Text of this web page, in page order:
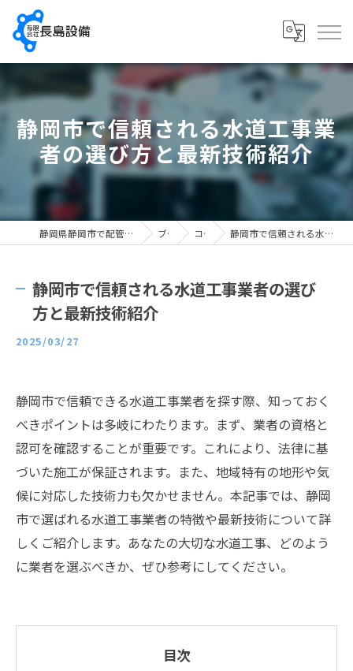
静岡市で信頼される水道工事業
者の選び方と最新技術紹介
静岡県静岡市で配管工の求人なら有限会社長島設備 ブログ コラム 静岡市で信頼される水道工事業者の選び方と最新技術紹介
静岡市で信頼される水道工事業者の選び
方と最新技術紹介
2025/03/27
静岡市で信頼できる水道工事業者を探す際、知っておく
べきポイントは多岐にわたります。まず、業者の資格と
認可を確認することが重要です。これにより、法律に基
づいた施工が保証されます。また、地域特有の地形や気
候に対応した技術力も欠かせません。本記事では、静岡
市で選ばれる水道工事業者の特徴や最新技術について詳
しくご紹介します。あなたの大切な水道工事、どのよう
に業者を選ぶべきか、ぜひ参考にしてください。
目次